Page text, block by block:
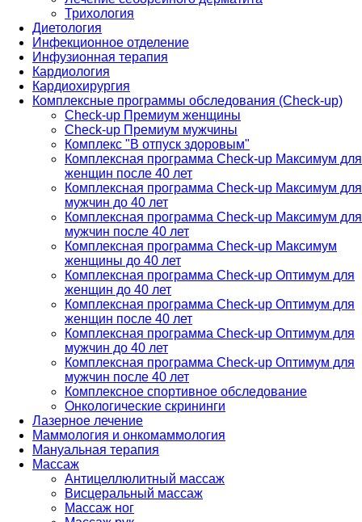
Трихология
Диетология
Инфекционное отделение
Инфузионная терапия
Кардиология
Кардиохирургия
Комплексные программы обследования (Check-up)
Check-up Премиум женщины
Check-up Премиум мужчины
Комплекс "В отпуск здоровым"
Комплексная программа Check-up Максимум для
женщин после 40 лет
Комплексная программа Check-up Максимум для
мужчин до 40 лет
Комплексная программа Check-up Максимум для
мужчин после 40 лет
Комплексная программа Check-up Максимум
женщины до 40 лет
Комплексная программа Check-up Оптимум для
женщин до 40 лет
Комплексная программа Check-up Оптимум для
женщин после 40 лет
Комплексная программа Check-up Оптимум для
мужчин до 40 лет
Комплексная программа Check-up Оптимум для
мужчин после 40 лет
Комплексное спортивное обследование
Онкологические скрининги
Лазерное лечение
Маммология и онкомаммология
Мануальная терапия
Массаж
Антицеллюлитный массаж
Висцеральный массаж
Массаж ног